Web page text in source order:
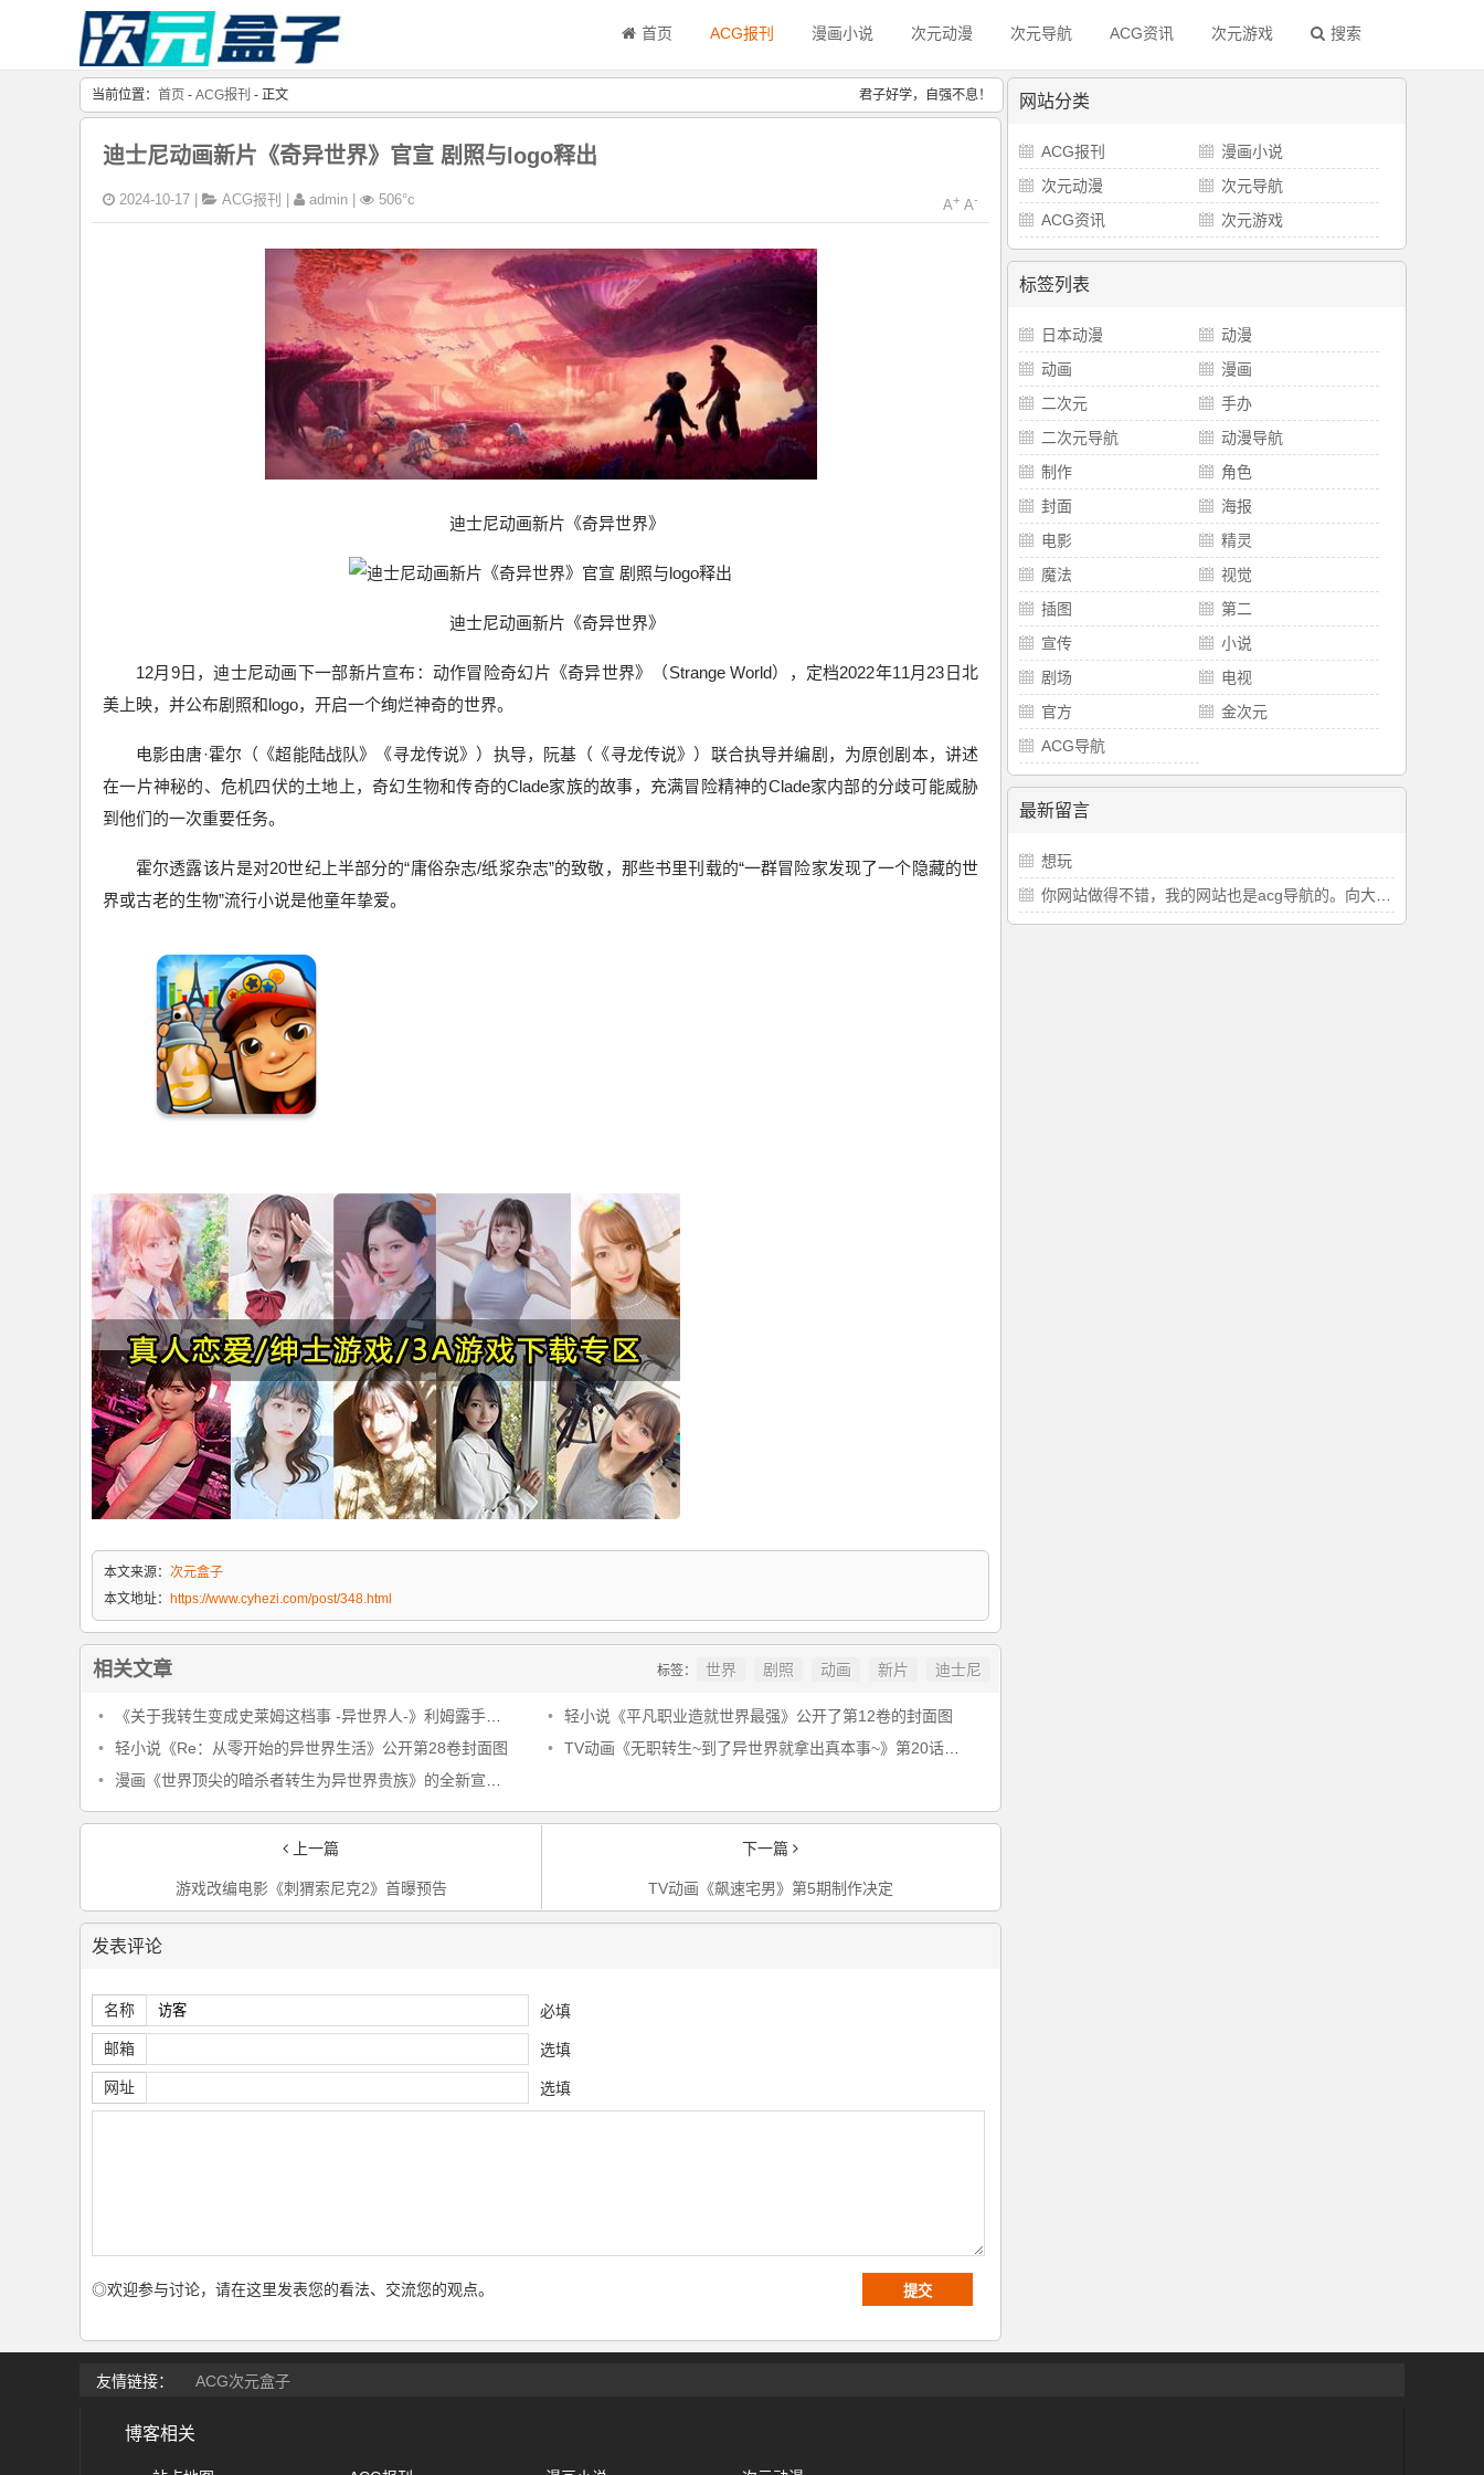
首页 ACG报刊 漫画小说 次元动漫 次元导航 ACG资讯 次元游戏 搜索
当前位置： 首页 - ACG报刊 - 正文 君子好学，自强不息！
迪士尼动画新片《奇异世界》官宣 剧照与logo释出
2024-10-17 | ACG报刊 admin | 506°c A+ A-
迪士尼动画新片《奇异世界》
迪士尼动画新片《奇异世界》
12月9日，迪士尼动画下一部新片宣布：动作冒险奇幻片《奇异世界》（Strange World），定档2022年11月23日北
美上映，并公布剧照和logo，开启一个绚烂神奇的世界。
电影由唐·霍尔（《超能陆战队》《寻龙传说》）执导，阮基（《寻龙传说》）联合执导并编剧，为原创剧本，讲述
在一片神秘的、危机四伏的土地上，奇幻生物和传奇的Clade家族的故事，充满冒险精神的Clade家内部的分歧可能威胁
到他们的一次重要任务。
霍尔透露该片是对20世纪上半部分的“庸俗杂志/纸浆杂志”的致敬，那些书里刊载的“一群冒险家发现了一个隐藏的世
界或古老的生物”流行小说是他童年挚爱。
本文来源： 次元盒子
本文地址： https://www.cyhezi.com/post/348.html
相关文章 标签： 世界 剧照 动画 新片 迪士尼
• 《关于我转生变成史莱姆这档事 -异世界人-》利姆露手办公开 •
轻小说《平凡职业造就世界最强》公开了第12卷的封面图
•
轻小说《Re：从零开始的异世界生活》公开第28卷封面图 •
TV动画《无职转生~到了异世界就拿出真本事~》第20话的部分原画已公布
•
漫画《世界顶尖的暗杀者转生为异世界贵族》的全新宣传CM公布
上一篇
游戏改编电影《刺猬索尼克2》首曝预告
下一篇
TV动画《飙速宅男》第5期制作决定
发表评论
名称 必填
邮箱 选填
网址 选填
◎欢迎参与讨论，请在这里发表您的看法、交流您的观点。
网站分类
ACG报刊
漫画小说
次元动漫
次元导航
ACG资讯
次元游戏
标签列表
日本动漫
动漫
动画
漫画
二次元
手办
二次元导航
动漫导航
制作
角色
封面
海报
电影
精灵
魔法
视觉
插图
第二
宣传
小说
剧场
电视
官方
金次元
ACG导航
最新留言
想玩
友情链接： ACG次元盒子
博客相关